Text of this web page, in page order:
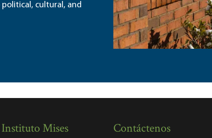
cultural, and
Mises Contáctenos